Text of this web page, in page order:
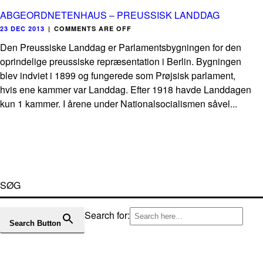
ABGEORDNETENHAUS – PREUSSISK LANDDAG
23 DEC 2013 | COMMENTS ARE OFF
Den Preussiske Landdag er Parlamentsbygningen for den
oprindelige preussiske repræsentation i Berlin. Bygningen
blev indviet i 1899 og fungerede som Prøjsisk parlament,
hvis ene kammer var Landdag. Efter 1918 havde Landdagen
kun 1 kammer. I årene under Nationalsocialismen såvel...
SØG
Search for:
Search Button